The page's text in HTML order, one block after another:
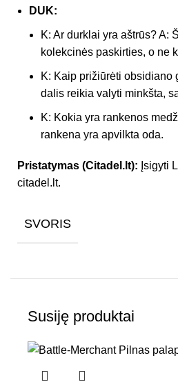
DUK:
K: Ar durklai yra aštrūs? A:
kolekcinės paskirties, o ne
K: Kaip prižiūrėti obsidiano
dalis reikia valyti minkšta,
K: Kokia yra rankenos
rankena yra apvilkta oda.
Pristatymas (Citadel.lt): Įsigyti
citadel.lt.
SVORIS
Susiję produktai